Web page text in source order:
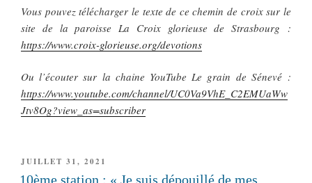
Vous pouvez télécharger le texte de ce chemin de croix sur le
site de la paroisse La Croix glorieuse de Strasbourg :
https://www.croix-glorieuse.org/devotions
Ou l’écouter sur la chaine YouTube Le grain de Sénevé :
https://www.youtube.com/channel/UC0Va9VhE_C2EMUaWw
Jtv8Og?view_as=subscriber
PUBLIÉ
LE
JUILLET 31, 2021
10ème station : « Je suis dépouillé de mes